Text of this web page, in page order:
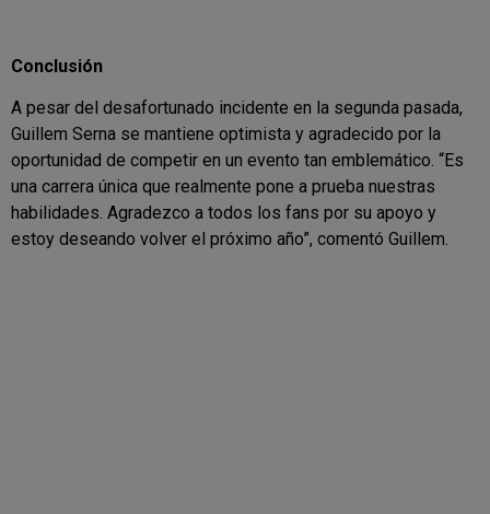
Conclusión
A pesar del desafortunado incidente en la segunda pasada,
Guillem Serna se mantiene optimista y agradecido por la
oportunidad de competir en un evento tan emblemático. “Es
una carrera única que realmente pone a prueba nuestras
habilidades. Agradezco a todos los fans por su apoyo y
estoy deseando volver el próximo año”, comentó Guillem.